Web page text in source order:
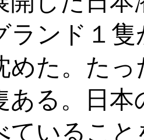
ランド１
めた。た
ある。日
ているこ